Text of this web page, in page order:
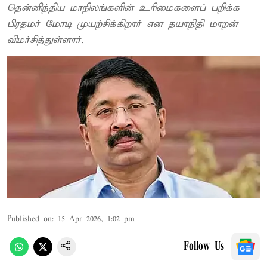
தென்னிந்திய மாநிலங்களின் உரிமைகளைப் பறிக்க
பிரதமர் மோடி முயற்சிக்கிறார் என தயாநிதி மாறன்
விமர்சித்துள்ளார்.
Published on: 15 Apr 2026, 1:02 pm
Follow Us